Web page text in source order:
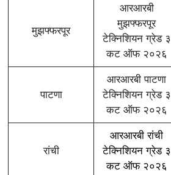
मुझफ्फरपूर
आरआरबी
मुझफ्फरपूर
टेक्निशियन ग्रेड ३
कट ऑफ २०२६
पाटणा
आरआरबी पाटणा
टेक्निशियन ग्रेड ३
कट ऑफ २०२६
रांची
आरआरबी रांची
टेक्निशियन ग्रेड ३
कट ऑफ २०२६